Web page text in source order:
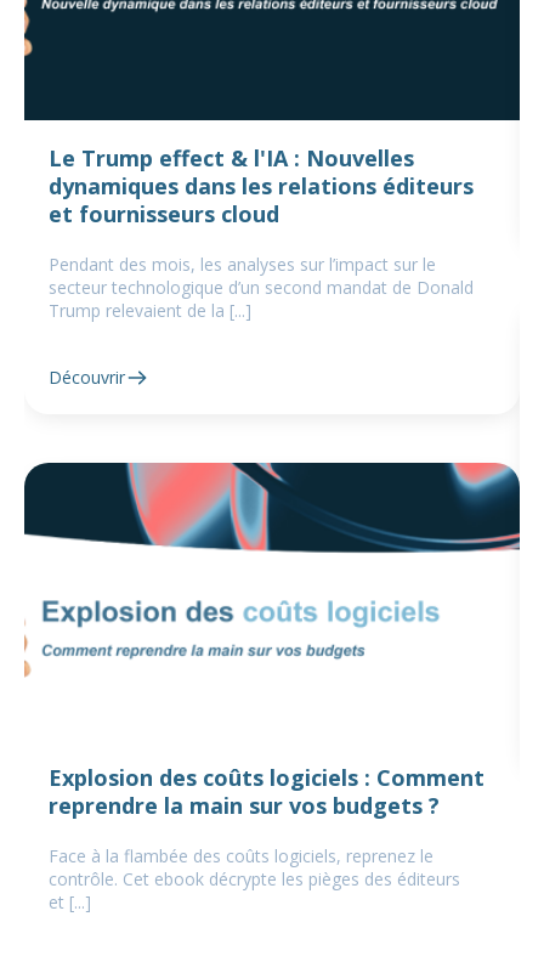
Le Trump effect & l'IA : Nouvelles
dynamiques dans les relations éditeurs
et fournisseurs cloud
Pendant des mois, les analyses sur l’impact sur le
secteur technologique d’un second mandat de Donald
Trump relevaient de la [...]
Découvrir
Explosion des coûts logiciels : Comment
reprendre la main sur vos budgets ?
Face à la flambée des coûts logiciels, reprenez le
contrôle. Cet ebook décrypte les pièges des éditeurs
et [...]